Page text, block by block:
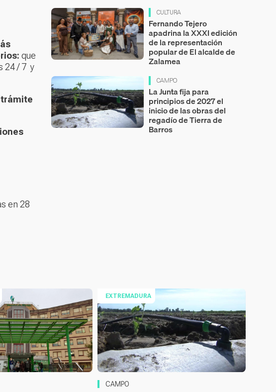
que
24 / 7 y
trámite
en 28
CULTURA
Fernando Tejero
apadrina la XXXI edición
de la representación
popular de El alcalde de
Zalamea
CAMPO
La Junta fija para
principios de 2027 el
inicio de las obras del
regadío de Tierra de
Barros
EXTREMADURA
CAMPO